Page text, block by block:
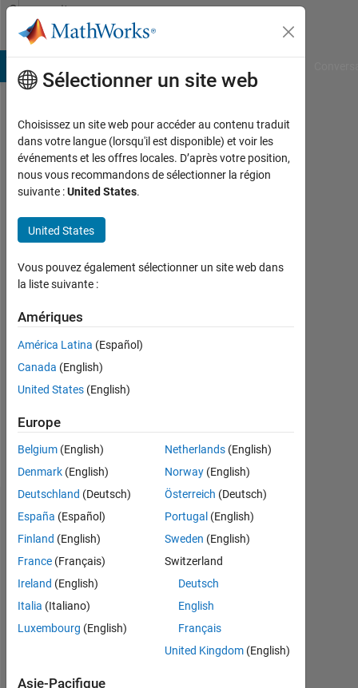
Passer au contenu
Community
Profile
Henrik
Last
seen:
4
mois
il y a
Actif
depuis
0
Following:
Follow
Tableau de bord
MATLAB Answers
Sélectionner un site web
Choisissez un site web pour accéder au contenu traduit
dans votre langue (lorsqu'il est disponible) et voir les
événements et les offres locales. D’après votre position,
nous vous recommandons de sélectionner la région
suivante :United States.
United States
Vous pouvez également sélectionner un site web dans
la liste suivante :
Amériques
América Latina (Español)
Canada (English)
United States (English)
Europe
Belgium (English)
Denmark (English)
Deutschland (Deutsch)
España (Español)
Finland (English)
France (Français)
Ireland (English)
Italia (Italiano)
Luxembourg (English)
Netherlands(English)
Norway(English)
Österreich (Deutsch)
Portugal (English)
Sweden (English)
Switzerland
Deutsch
English
Français
United Kingdom(English)
Asie-Pacifique